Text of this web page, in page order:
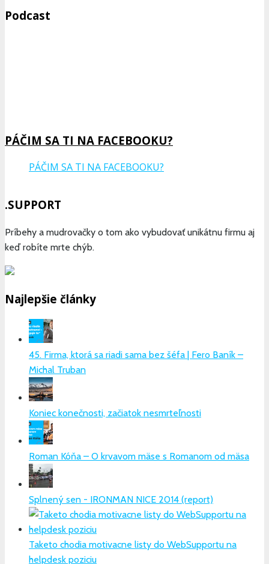
Podcast
Information
PÁČIM SA TI NA FACEBOOKU?
PÁČIM SA TI NA FACEBOOKU?
.SUPPORT
Príbehy a mudrovačky o tom ako vybudovať unikátnu firmu aj
keď robíte mrte chýb.
Najlepšie články
45. Firma, ktorá sa riadi sama bez šéfa | Fero Baník –
Michal Truban
Koniec konečnosti, začiatok nesmrteľnosti
Roman Kóňa – O krvavom mäse s Romanom od mäsa
Splnený sen - IRONMAN NICE 2014 (report)
Taketo chodia motivacne listy do WebSupportu na
helpdesk poziciu